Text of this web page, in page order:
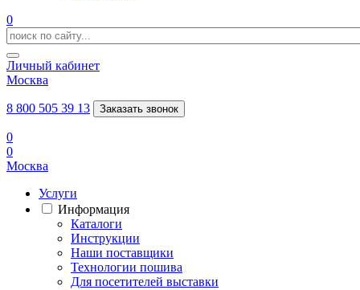
0
Личный кабинет
Москва
8 800 505 39 13 Заказать звонок
0
0
Москва
Услуги
Информация
Каталоги
Инструкции
Наши поставщики
Технологии пошива
Для посетителей выставки